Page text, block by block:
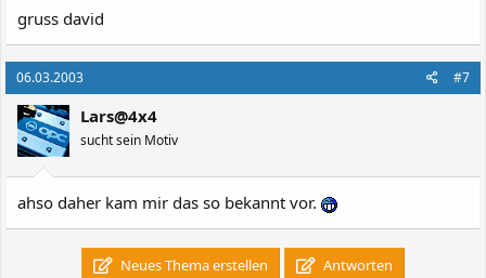
gruss david
06.03.2003 #7
Lars@4x4
sucht sein Motiv
ahso daher kam mir das so bekannt vor.
Neues Thema erstellen Antworten